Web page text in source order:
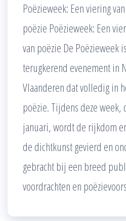
Poëzieweek: Een viering
poëzie Poëzieweek: Een
van poëzie De Poëzieweek
terugkerend evenement in
Vlaanderen dat volledig in
poëzie. Tijdens deze
januari, wordt de rijkdom
de dichtkunst gevierd en
gebracht bij een breed
voordrachten en